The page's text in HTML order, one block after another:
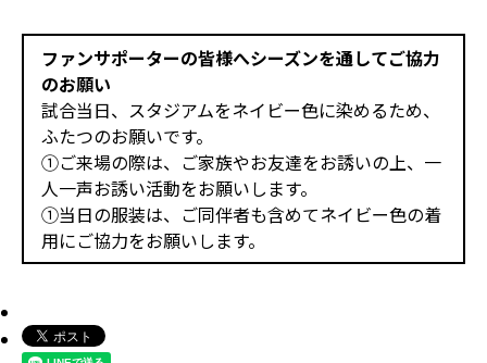
ファンサポーターの皆様へシーズンを通してご協力
のお願い
試合当日、スタジアムをネイビー色に染めるため、
ふたつのお願いです。
①ご来場の際は、ご家族やお友達をお誘いの上、一
人一声お誘い活動をお願いします。
①当日の服装は、ご同伴者も含めてネイビー色の着
用にご協力をお願いします。